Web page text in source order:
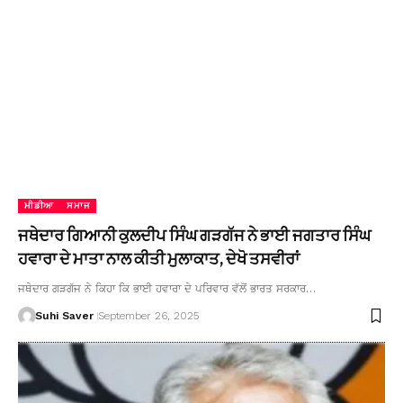
ਮੀਡੀਆ ਸਮਾਜ
ਜਥੇਦਾਰ ਗਿਆਨੀ ਕੁਲਦੀਪ ਸਿੰਘ ਗੜਗੱਜ ਨੇ ਭਾਈ ਜਗਤਾਰ ਸਿੰਘ
ਹਵਾਰਾ ਦੇ ਮਾਤਾ ਨਾਲ ਕੀਤੀ ਮੁਲਾਕਾਤ, ਦੇਖੋ ਤਸਵੀਰਾਂ
ਜਥੇਦਾਰ ਗੜਗੱਜ ਨੇ ਕਿਹਾ ਕਿ ਭਾਈ ਹਵਾਰਾ ਦੇ ਪਰਿਵਾਰ ਵੱਲੋਂ ਭਾਰਤ ਸਰਕਾਰ…
Suhi Saver September 26, 2025